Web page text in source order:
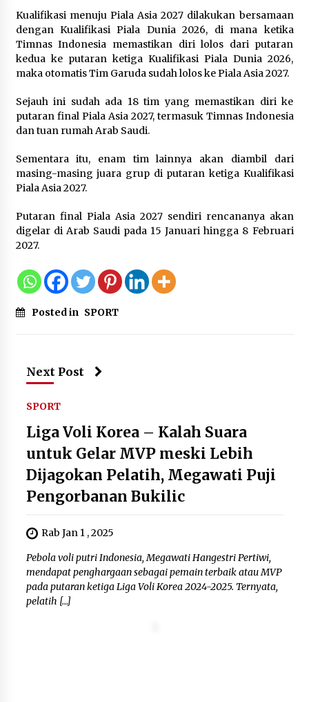
8 Agustus 2026
DPD Partai Gerakan Rakyat Kota
Tangerang Gelar Konsolidasi
Internal Jelang Pemilu 2029
8 Agustus 2026
Kualifikasi menuju Piala Asia 2027 dilakukan bersamaan
dengan Kualifikasi Piala Dunia 2026, di mana ketika
Timnas Indonesia memastikan diri lolos dari putaran
kedua ke putaran ketiga Kualifikasi Piala Dunia 2026,
maka otomatis Tim Garuda sudah lolos ke Piala Asia 2027.
Sejauh ini sudah ada 18 tim yang memastikan diri ke
putaran final Piala Asia 2027, termasuk Timnas Indonesia
dan tuan rumah Arab Saudi.
Sementara itu, enam tim lainnya akan diambil dari
masing-masing juara grup di putaran ketiga Kualifikasi
Piala Asia 2027.
Putaran final Piala Asia 2027 sendiri rencananya akan
digelar di Arab Saudi pada 15 Januari hingga 8 Februari
2027.
Posted in SPORT
Next Post
SPORT
Liga Voli Korea – Kalah Suara
untuk Gelar MVP meski Lebih
Dijagokan Pelatih, Megawati Puji
Pengorbanan Bukilic
Rab Jan 1 , 2025
Pebola voli putri Indonesia, Megawati Hangestri Pertiwi,
mendapat penghargaan sebagai pemain terbaik atau MVP
pada putaran ketiga Liga Voli Korea 2024-2025. Ternyata,
pelatih […]